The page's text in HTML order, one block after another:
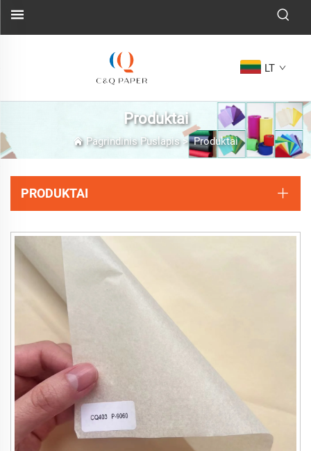
LT
Produktai
Pagrindinis Puslapis>Produktai
PRODUKTAI